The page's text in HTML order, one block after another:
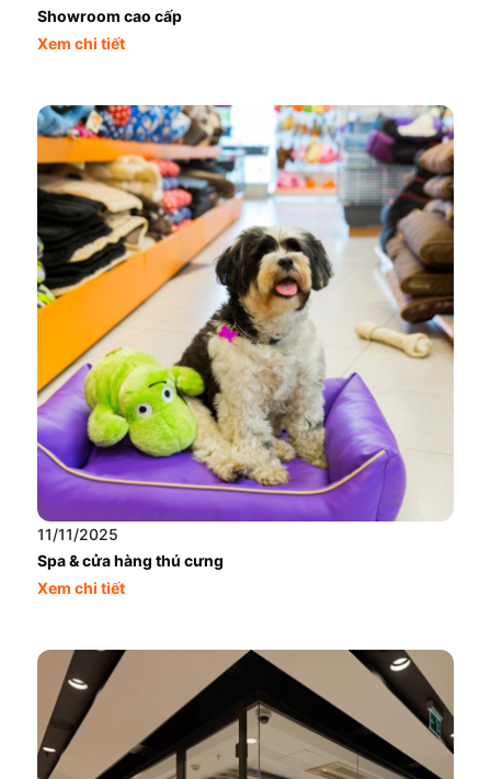
Showroom cao cấp
Xem chi tiết
11/11/2025
Spa & cửa hàng thú cưng
Xem chi tiết